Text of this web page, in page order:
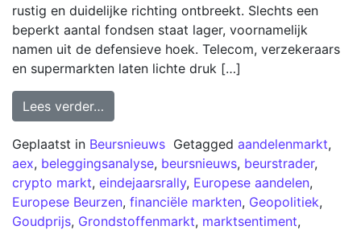
rustig en duidelijke richting ontbreekt. Slechts een
beperkt aantal fondsen staat lager, voornamelijk
namen uit de defensieve hoek. Telecom, verzekeraars
en supermarkten laten lichte druk […]
Lees verder…
Geplaatst in Beursnieuws Getagged aandelenmarkt,
aex, beleggingsanalyse, beursnieuws, beurstrader,
crypto markt, eindejaarsrally, Europese aandelen,
Europese Beurzen, financiële markten, Geopolitiek,
Goudprijs, Grondstoffenmarkt, marktsentiment,